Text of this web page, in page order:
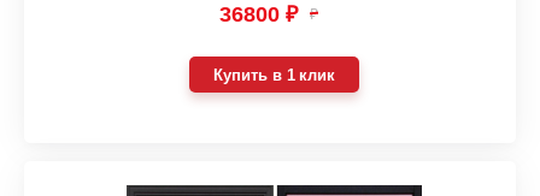
36800 ₽ ₽
Купить в 1 клик